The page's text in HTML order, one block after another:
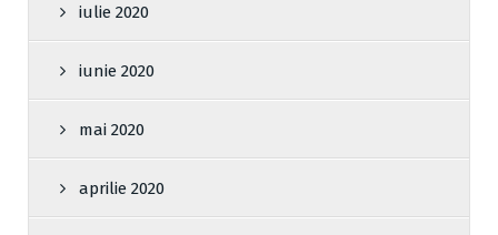
iulie 2020
iunie 2020
mai 2020
aprilie 2020